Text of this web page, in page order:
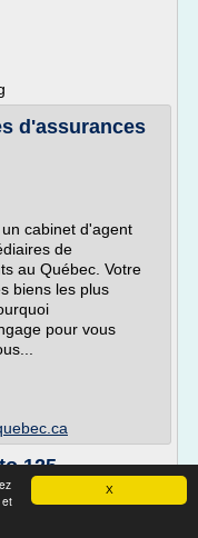
X
et
d'assurances
cabinet d'agent
de
au Québec. Votre
biens les plus
pour vous
125
moto moins cher.
scooter apres